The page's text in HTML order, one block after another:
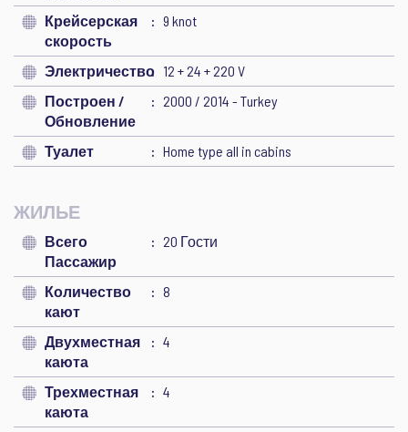
Крейсерская
скорость
9 knot
Электричество 12 + 24 + 220 V
Построен /
Обновление
2000 / 2014 - Turkey
Туалет Home type all in cabins
ЖИЛЬЕ
Всего
Пассажир
20 Гости
Количество
кают
8
Двухместная
каюта
4
Трехместная
каюта
4